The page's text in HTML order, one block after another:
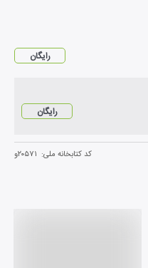
رایگان
رایگان
کد کتابخانه ملی: ۲۰۵۷۱و